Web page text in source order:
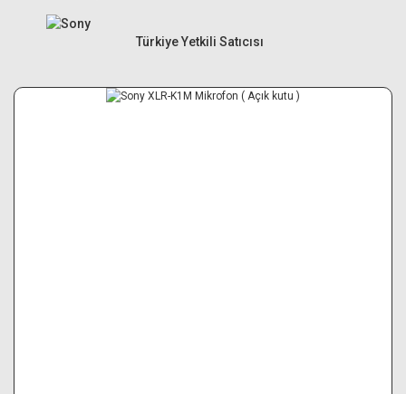
Türkiye Yetkili Satıcısı